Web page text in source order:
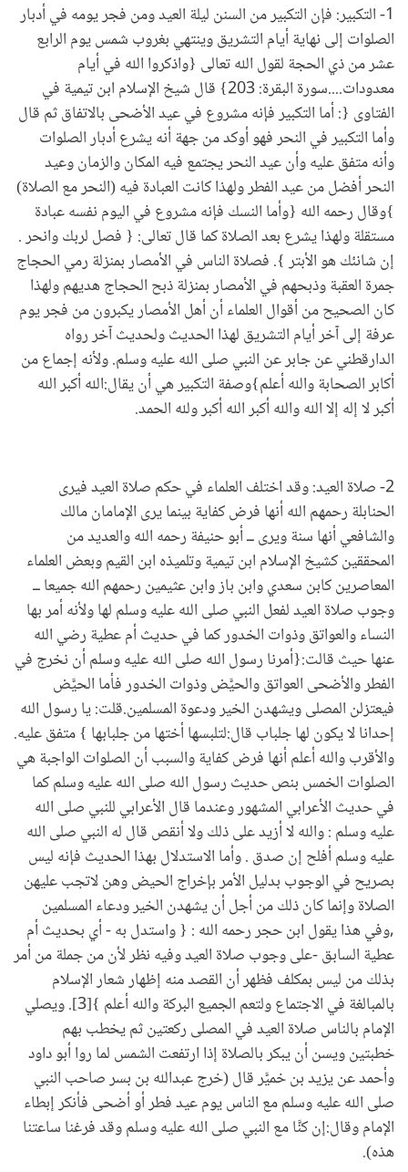
1- التكبير: فإن التكبير من السنن ليلة العيد ومن فجر يومه في أدبار
الصلوات إلى نهاية أيام التشريق وينتهي بغروب شمس يوم الرابع
عشر من ذي الحجة لقول الله تعالى {واذكروا الله في أيام
معدودات....سورة البقرة: 203} قال شيخ الإسلام ابن تيمية في
الفتاوى {: أما التكبير فإنه مشروع في عيد الأضحى بالاتفاق ثم قال
وأما التكبير في النحر فهو أوكد من جهة أنه يشرع أدبار الصلوات
وأنه متفق عليه وأن عيد النحر يجتمع فيه المكان والزمان وعيد
النحر أفضل من عيد الفطر ولهذا كانت العبادة فيه (النحر مع الصلاة)
}وقال رحمه الله {وأما النسك فإنه مشروع في اليوم نفسه عبادة
مستقلة ولهذا يشرع بعد الصلاة كما قال تعالى: { فصل لربك وانحر .
إن شانئك هو الأبتر }. فصلاة الناس في الأمصار بمنزلة رمي الحجاج
جمرة العقبة وذبحهم في الأمصار بمنزلة ذبح الحجاج هديهم ولهذا
كان الصحيح من أقوال العلماء أن أهل الأمصار يكبرون من فجر يوم
عرفة إلى آخر أيام التشريق لهذا الحديث ولحديث آخر رواه
الدارقطني عن جابر عن النبي صلى الله عليه وسلم. ولأنه إجماع من
أكابر الصحابة والله أعلم}وصفة التكبير هي أن يقال:الله أكبر الله
أكبر لا إله إلا الله والله أكبر الله أكبر ولله الحمد.
2- صلاة العيد: وقد اختلف العلماء في حكم صلاة العيد فيرى
الحنابلة رحمهم الله أنها فرض كفاية بينما يرى الإمامان مالك
والشافعي أنها سنة ويرى ــ أبو حنيفة رحمه الله والعديد من
المحققين كشيخ الإسلام ابن تيمية وتلميذه ابن القيم وبعض العلماء
المعاصرين كابن سعدي وابن باز وابن عثيمين رحمهم الله جميعا ــ
وجوب صلاة العيد لفعل النبي صلى الله عليه وسلم لها ولأنه أمر بها
النساء والعواتق وذوات الخدور كما في حديث أم عطية رضي الله
عنها حيث قالت:{أمرنا رسول الله صلى الله عليه وسلم أن نخرج في
الفطر والأضحى العواتق والحيَّض وذوات الخدور فأما الحيَّض
فيعتزلن المصلى ويشهدن الخير ودعوة المسلمين.قلت: يا رسول الله
إحدانا لا يكون لها جلباب قال:لتلبسها أختها من جلبابها } متفق عليه.
والأقرب والله أعلم أنها فرض كفاية والسبب أن الصلوات الواجبة هي
الصلوات الخمس بنص حديث رسول الله صلى الله عليه وسلم كما
في حديث الأعرابي المشهور وعندما قال الأعرابي للنبي صلى الله
عليه وسلم : والله لا أزيد على ذلك ولا أنقص قال له النبي صلى الله
عليه وسلم أفلح إن صدق . وأما الاستدلال بهذا الحديث فإنه ليس
بصريح في الوجوب بدليل الأمر بإخراج الحيض وهن لاتجب عليهن
الصلاة وإنما كان ذلك من أجل أن يشهدن الخير ودعاء المسلمين
,وفي هذا يقول ابن حجر رحمه الله : { واستدل به - أي بحديث أم
عطية السابق -على وجوب صلاة العيد وفيه نظر لأن من جملة من أمر
بذلك من ليس بمكلف فظهر أن القصد منه إظهار شعار الإسلام
بالمبالغة في الاجتماع ولتعم الجميع البركة والله أعلم }[3]. ويصلي
الإمام بالناس صلاة العيد في المصلى ركعتين ثم يخطب بهم
خطبتين ويسن أن يبكر بالصلاة إذا ارتفعت الشمس لما روا أبو داود
وأحمد عن يزيد بن خميَّر قال (خرج عبدالله بن بسر صاحب النبي
صلى الله عليه وسلم مع الناس يوم عيد فطر أو أضحى فأنكر إبطاء
الإمام وقال:إن كنَّا مع النبي صلى الله عليه وسلم وقد فرغنا ساعتنا
هذه).